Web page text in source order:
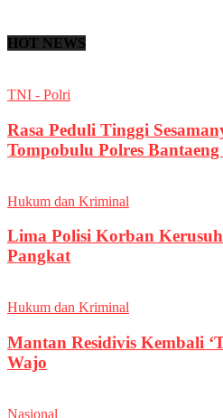
HOT NEWS
TNI - Polri
Rasa Peduli Tinggi
Tompobulu Polres
Hukum dan Kriminal
Lima Polisi Korban
Pangkat
Hukum dan Kriminal
Mantan Residivis Kembali
Wajo
Nasional